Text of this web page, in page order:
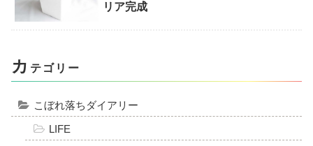
リア完成
カ テゴリー
こぼれ落ちダイアリー
LIFE